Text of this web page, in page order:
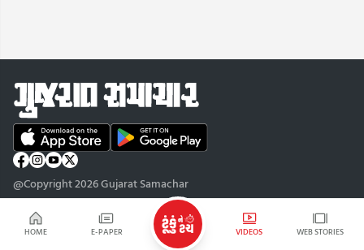
HOME E-PAPER VIDEOS WEB STORIES
@Copyright 2026 Gujarat Samachar